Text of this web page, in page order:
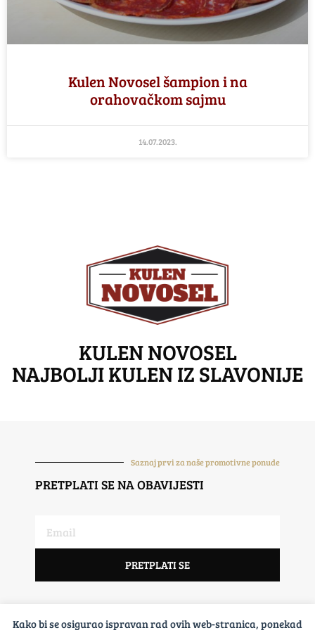
Kako bi se osigurao ispravan rad ovih web-stranica, ponekad
Kulen Novosel šampion i na
orahovačkom sajmu
14.07.2023.
KULEN NOVOSEL
NAJBOLJI KULEN IZ SLAVONIJE
Saznaj prvi za naše promotivne ponude
PRETPLATI SE NA OBAVIJESTI
PRETPLATI SE
PRATI NAS NA DRUŠTEVENI MREŽAMA